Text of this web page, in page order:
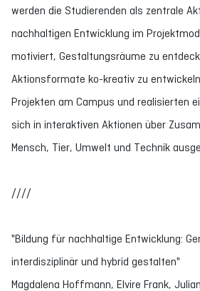
werden die Studierenden als zentrale
nachhaltigen Entwicklung im
motiviert, Gestaltungsräume zu
Aktionsformate ko-kreativ zu
Projekten am Campus und realisierten
sich in interaktiven Aktionen über
Mensch, Tier, Umwelt und Technik
////
"Bildung für nachhaltige Entwicklung:
interdisziplinär und hybrid gestalten"
Magdalena Hoffmann, Elvire Frank,